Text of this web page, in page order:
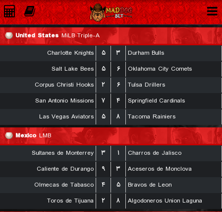
United States MiLB Triple-A
Charlotte Knights
۵ ۳
Durham Bulls
Salt Lake Bees
۵ ۶
Oklahoma City Comets
Corpus Christi Hooks
۲ ۶
Tulsa Drillers
San Antonio Missions
۷ ۴
Springfield Cardinals
Las Vegas Aviators
۵ ۸
Tacoma Rainiers
Mexico LMB
Sultanes de Monterrey
۳ ۱
Charros de Jalisco
Caliente de Durango
۹ ۳
Aceseros de Monclova
Olmecas de Tabasco
۴ ۵
Bravos de Leon
Toros de Tijuana
۲ ۸
Algodoneros Union Laguna